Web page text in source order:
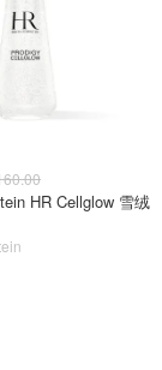
HR Cellglow 雪绒